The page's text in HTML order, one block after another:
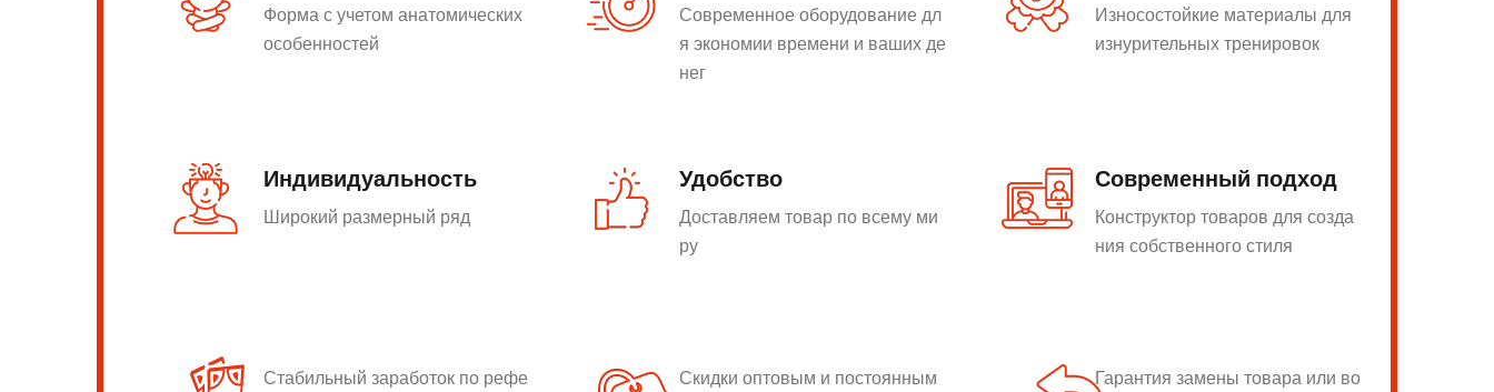
Форма с учетом анатомических
особенностей
Современное оборудование дл
я экономии времени и ваших де
нег
Износостойкие материалы для
изнурительных тренировок
Индивидуальность
Широкий размерный ряд
Удобство
Доставляем товар по всему ми
ру
Современный подход
Конструктор товаров для созда
ния собственного стиля
Стабильный заработок по рефе
Скидки оптовым и постоянным
Гарантия замены товара или во